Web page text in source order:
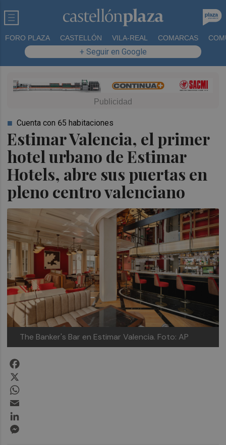
FORO PLAZA CASTELLÓN VILA-REAL COMARCAS
+ Seguir en Google
Estimar Valencia, el primer
hotel urbano de Estimar
Hotels, abre sus puertas en
pleno centro valenciano
Cuenta con 65 habitaciones
The Banker's Bar en Estimar Valencia. Foto: AP